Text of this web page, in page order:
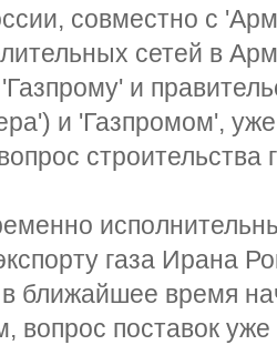
совместно с
сетей в
и
и 'Газпромом',
строительства
газа Ирана
ближайшее время
вопрос поставок